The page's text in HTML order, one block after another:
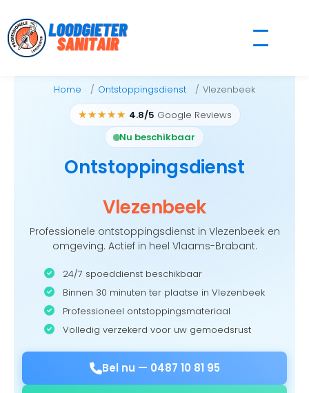
to
content
Home Ontstoppingsdienst Vlezenbeek
★★★★★ 4.8/5 Google Reviews
Nu beschikbaar
Ontstoppingsdienst
Vlezenbeek
Professionele ontstoppingsdienst in Vlezenbeek en
omgeving. Actief in heel Vlaams-Brabant.
24/7 spoeddienst beschikbaar
Binnen 30 minuten ter plaatse in Vlezenbeek
Professioneel ontstoppingsmateriaal
Volledig verzekerd voor uw gemoedsrust
Bel nu — 0487 10 81 95